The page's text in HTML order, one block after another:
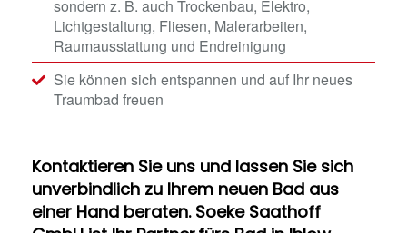
sondern z. B. auch Trockenbau, Elektro,
Lichtgestaltung, Fliesen, Malerarbeiten,
Raumausstattung und Endreinigung
Sie können sich entspannen und auf Ihr neues
Traumbad freuen
Kontaktieren Sie uns und lassen Sie sich
unverbindlich zu Ihrem neuen Bad aus
einer Hand beraten. Soeke Saathoff